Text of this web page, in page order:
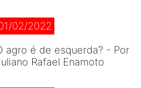
02/2022
agro é de esquerda? - Por
Rafael Enamoto